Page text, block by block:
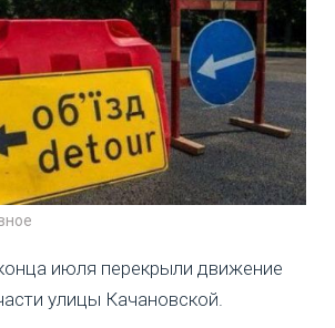
июля перекрыли движение
улицы Качановской.